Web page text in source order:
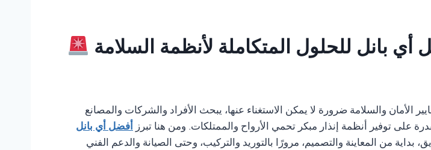
معايير الأمان والسلامة ضرورة لا يمكن الاستغناء عنها، يبحث الأفراد والشركات والمصانع
على توفير أنظمة إنذار مبكر تحمي الأرواح والممتلكات. ومن هنا تبرز أفضل أي بانل
من المعاينة والتصميم، مرورًا بالتوريد والتركيب، وحتى الصيانة والدعم الفني